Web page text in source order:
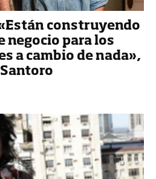
construyendo
negocio para los
a cambio de nada»,